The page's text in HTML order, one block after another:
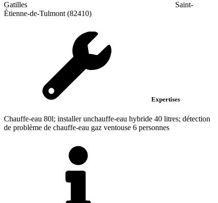
Gatilles
Saint-
Étienne-de-Tulmont (82410)
Expertises
Chauffe-eau 80l; installer unchauffe-eau hybride 40 litres; détection
de problème de chauffe-eau gaz ventouse 6 personnes